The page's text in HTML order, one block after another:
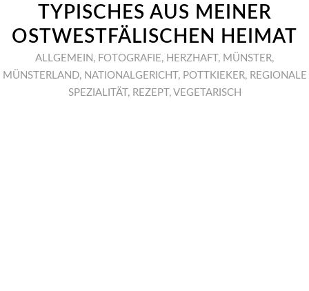
TYPISCHES AUS MEINER
OSTWESTFÄLISCHEN HEIMAT
ALLGEMEIN , FOTOGRAFIE, HERZHAFT , MÜNSTER,
MÜNSTERLAND, NATIONALGERICHT , POTTKIEKER, REGIONALE
SPEZIALITÄT , REZEPT , VEGETARISCH